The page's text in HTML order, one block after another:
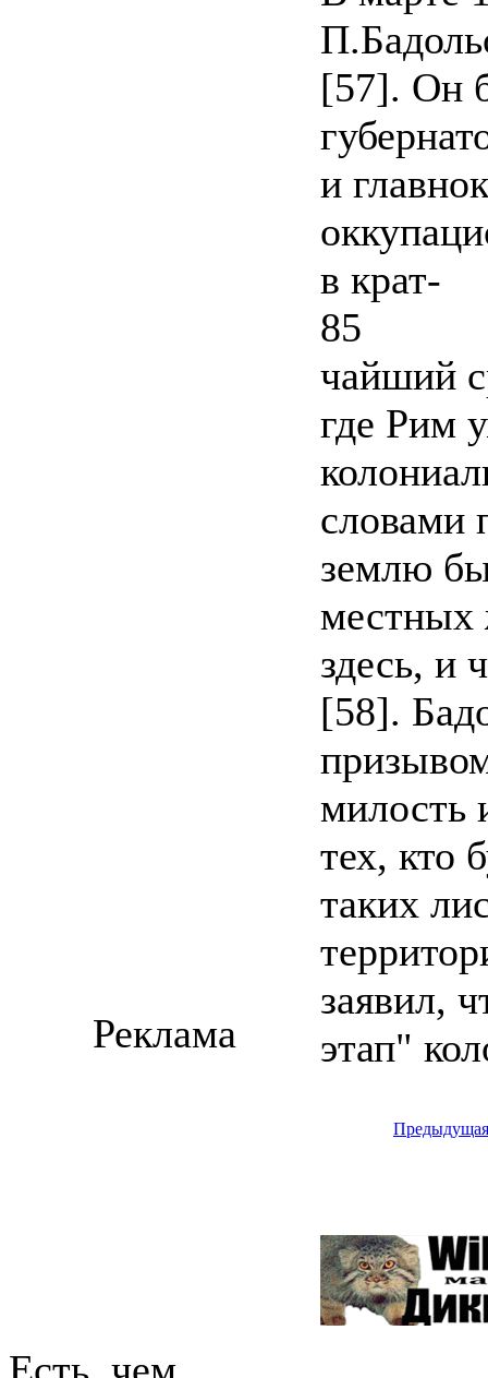
[57]. Он
и
в крат-
85
чайший
где Рим
словами
землю
местных
здесь, и
[58].
милость
тех, кто
таких
заявил,
этап"
Предыдущая
Реклама